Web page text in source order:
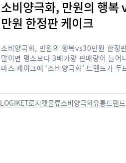
소비양극화, 만원의 행복
만원 한정판 케이크
소비양극화, 만원의 행복vs30만원 한정
말이면 평소보다 3배가량 판매량이 늘어
마스 케이크에 ‘소비양극화’ 트렌드가 두
배가 비싼 …
LOGIKET로지켓물류소비양극화유통트렌드